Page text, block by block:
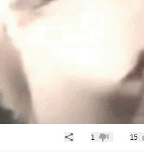
15 عدم إعجاب
1 مشاركة